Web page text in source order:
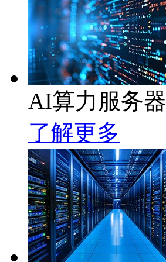
AI算力服务器
了解更多